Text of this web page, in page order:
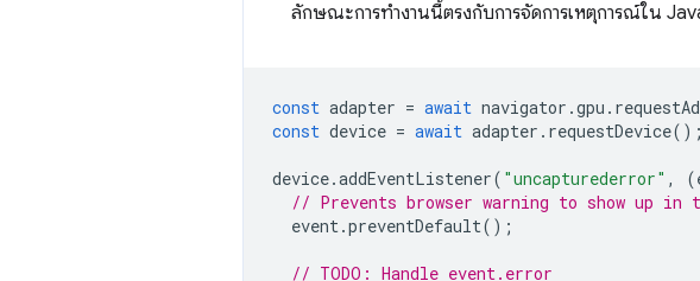
ลักษณะการทำงานนี้ตรงกับการจัดการเหตุการณ์ใน
const adapter = await navigator .gpu .
const device = await adapter . requestDevice();
device.addEventListener( "uncapturederror" , (
// Prevents browser warning to show up in
event.preventDefault();
// TODO: Handle event.error